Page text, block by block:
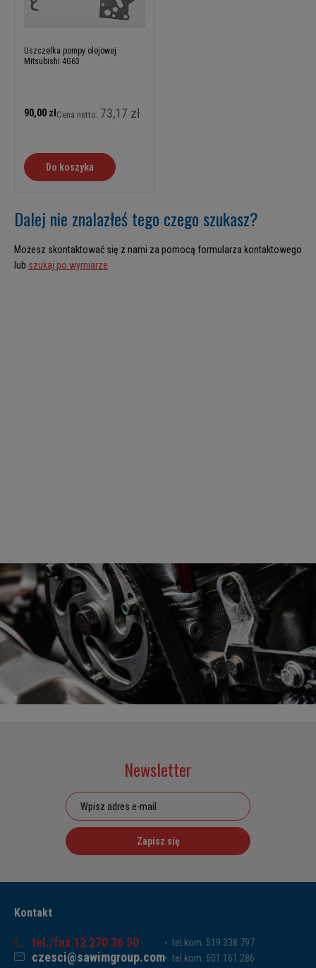
Uszczelka pompy olejowej
Mitsubishi 4G63
90,00 złCena netto: 73,17 zł
Do koszyka
Dalej nie znalazłeś tego czego szukasz?
Możesz skontaktować się z nami za pomocą formularza kontaktowego
lub szukaj po wymiarze
Newsletter
Zapisz się
Kontakt
tel./fax 12 270 36 50
czesci@sawimgroup.com
tel.kom. 519 338 797
tel.kom. 601 161 286